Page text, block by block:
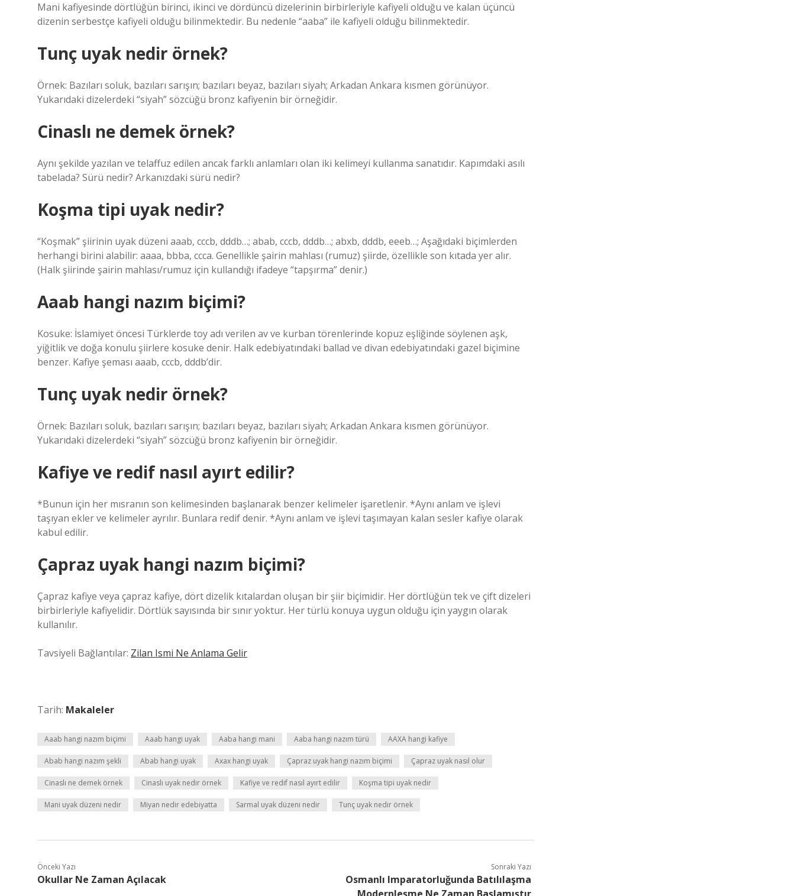
Mani kafiyesinde dörtlüğün birinci, ikinci ve dördüncü dizelerinin birbirleriyle kafiyeli olduğu ve kalan üçüncü
dizenin serbestçe kafiyeli olduğu bilinmektedir. Bu nedenle “aaba” ile kafiyeli olduğu bilinmektedir.
Tunç uyak nedir örnek?
Örnek: Bazıları soluk, bazıları sarışın; bazıları beyaz, bazıları siyah; Arkadan Ankara kısmen görünüyor.
Yukarıdaki dizelerdeki “siyah” sözcüğü bronz kafiyenin bir örneğidir.
Cinaslı ne demek örnek?
Aynı şekilde yazılan ve telaffuz edilen ancak farklı anlamları olan iki kelimeyi kullanma sanatıdır. Kapımdaki asılı
tabelada? Sürü nedir? Arkanızdaki sürü nedir?
Koşma tipi uyak nedir?
“Koşmak” şiirinin uyak düzeni aaab, cccb, dddb…; abab, cccb, dddb…; abxb, dddb, eeeb…; Aşağıdaki biçimlerden
herhangi birini alabilir: aaaa, bbba, ccca. Genellikle şairin mahlası (rumuz) şiirde, özellikle son kıtada yer alır.
(Halk şiirinde şairin mahlası/rumuz için kullandığı ifadeye “tapşırma” denir.)
Aaab hangi nazım biçimi?
Kosuke: İslamiyet öncesi Türklerde toy adı verilen av ve kurban törenlerinde kopuz eşliğinde söylenen aşk,
yiğitlik ve doğa konulu şiirlere kosuke denir. Halk edebiyatındaki ballad ve divan edebiyatındaki gazel biçimine
benzer. Kafiye şeması aaab, cccb, dddb’dir.
Tunç uyak nedir örnek?
Örnek: Bazıları soluk, bazıları sarışın; bazıları beyaz, bazıları siyah; Arkadan Ankara kısmen görünüyor.
Yukarıdaki dizelerdeki “siyah” sözcüğü bronz kafiyenin bir örneğidir.
Kafiye ve redif nasıl ayırt edilir?
*Bunun için her mısranın son kelimesinden başlanarak benzer kelimeler işaretlenir. *Aynı anlam ve işlevi
taşıyan ekler ve kelimeler ayrılır. Bunlara redif denir. *Aynı anlam ve işlevi taşımayan kalan sesler kafiye olarak
kabul edilir.
Çapraz uyak hangi nazım biçimi?
Çapraz kafiye veya çapraz kafiye, dört dizelik kıtalardan oluşan bir şiir biçimidir. Her dörtlüğün tek ve çift dizeleri
birbirleriyle kafiyelidir. Dörtlük sayısında bir sınır yoktur. Her türlü konuya uygun olduğu için yaygın olarak
kullanılır.
Tavsiyeli Bağlantılar: Zilan Ismi Ne Anlama Gelir
Tarih: Makaleler
Aaab hangi nazım biçimi Aaab hangi uyak Aaba hangi mani Aaba hangi nazım türü AAXA hangi kafiye
Abab hangi nazım şekli Abab hangi uyak Axax hangi uyak Çapraz uyak hangi nazım biçimi Çapraz uyak nasıl olur
Cinaslı ne demek örnek Cinaslı uyak nedir örnek Kafiye ve redif nasıl ayırt edilir Koşma tipi uyak nedir
Mani uyak düzeni nedir Miyan nedir edebiyatta Sarmal uyak düzeni nedir Tunç uyak nedir örnek
Önceki Yazı
Okullar Ne Zaman Açılacak
Sonraki Yazı
Osmanlı Imparatorluğunda Batılılaşma